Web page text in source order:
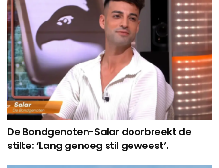
De Bondgenoten-Salar doorbreekt de
stilte: ‘Lang genoeg stil geweest’.